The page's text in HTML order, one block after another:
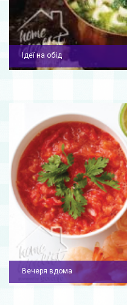
Ідеї на обід
Вечеря вдома